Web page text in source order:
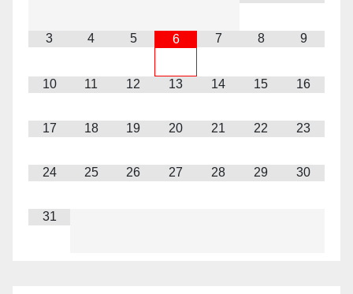
3 4 5 6 7 8 9
10 11 12 13 14 15 16
17 18 19 20 21 22 23
24 25 26 27 28 29 30
31